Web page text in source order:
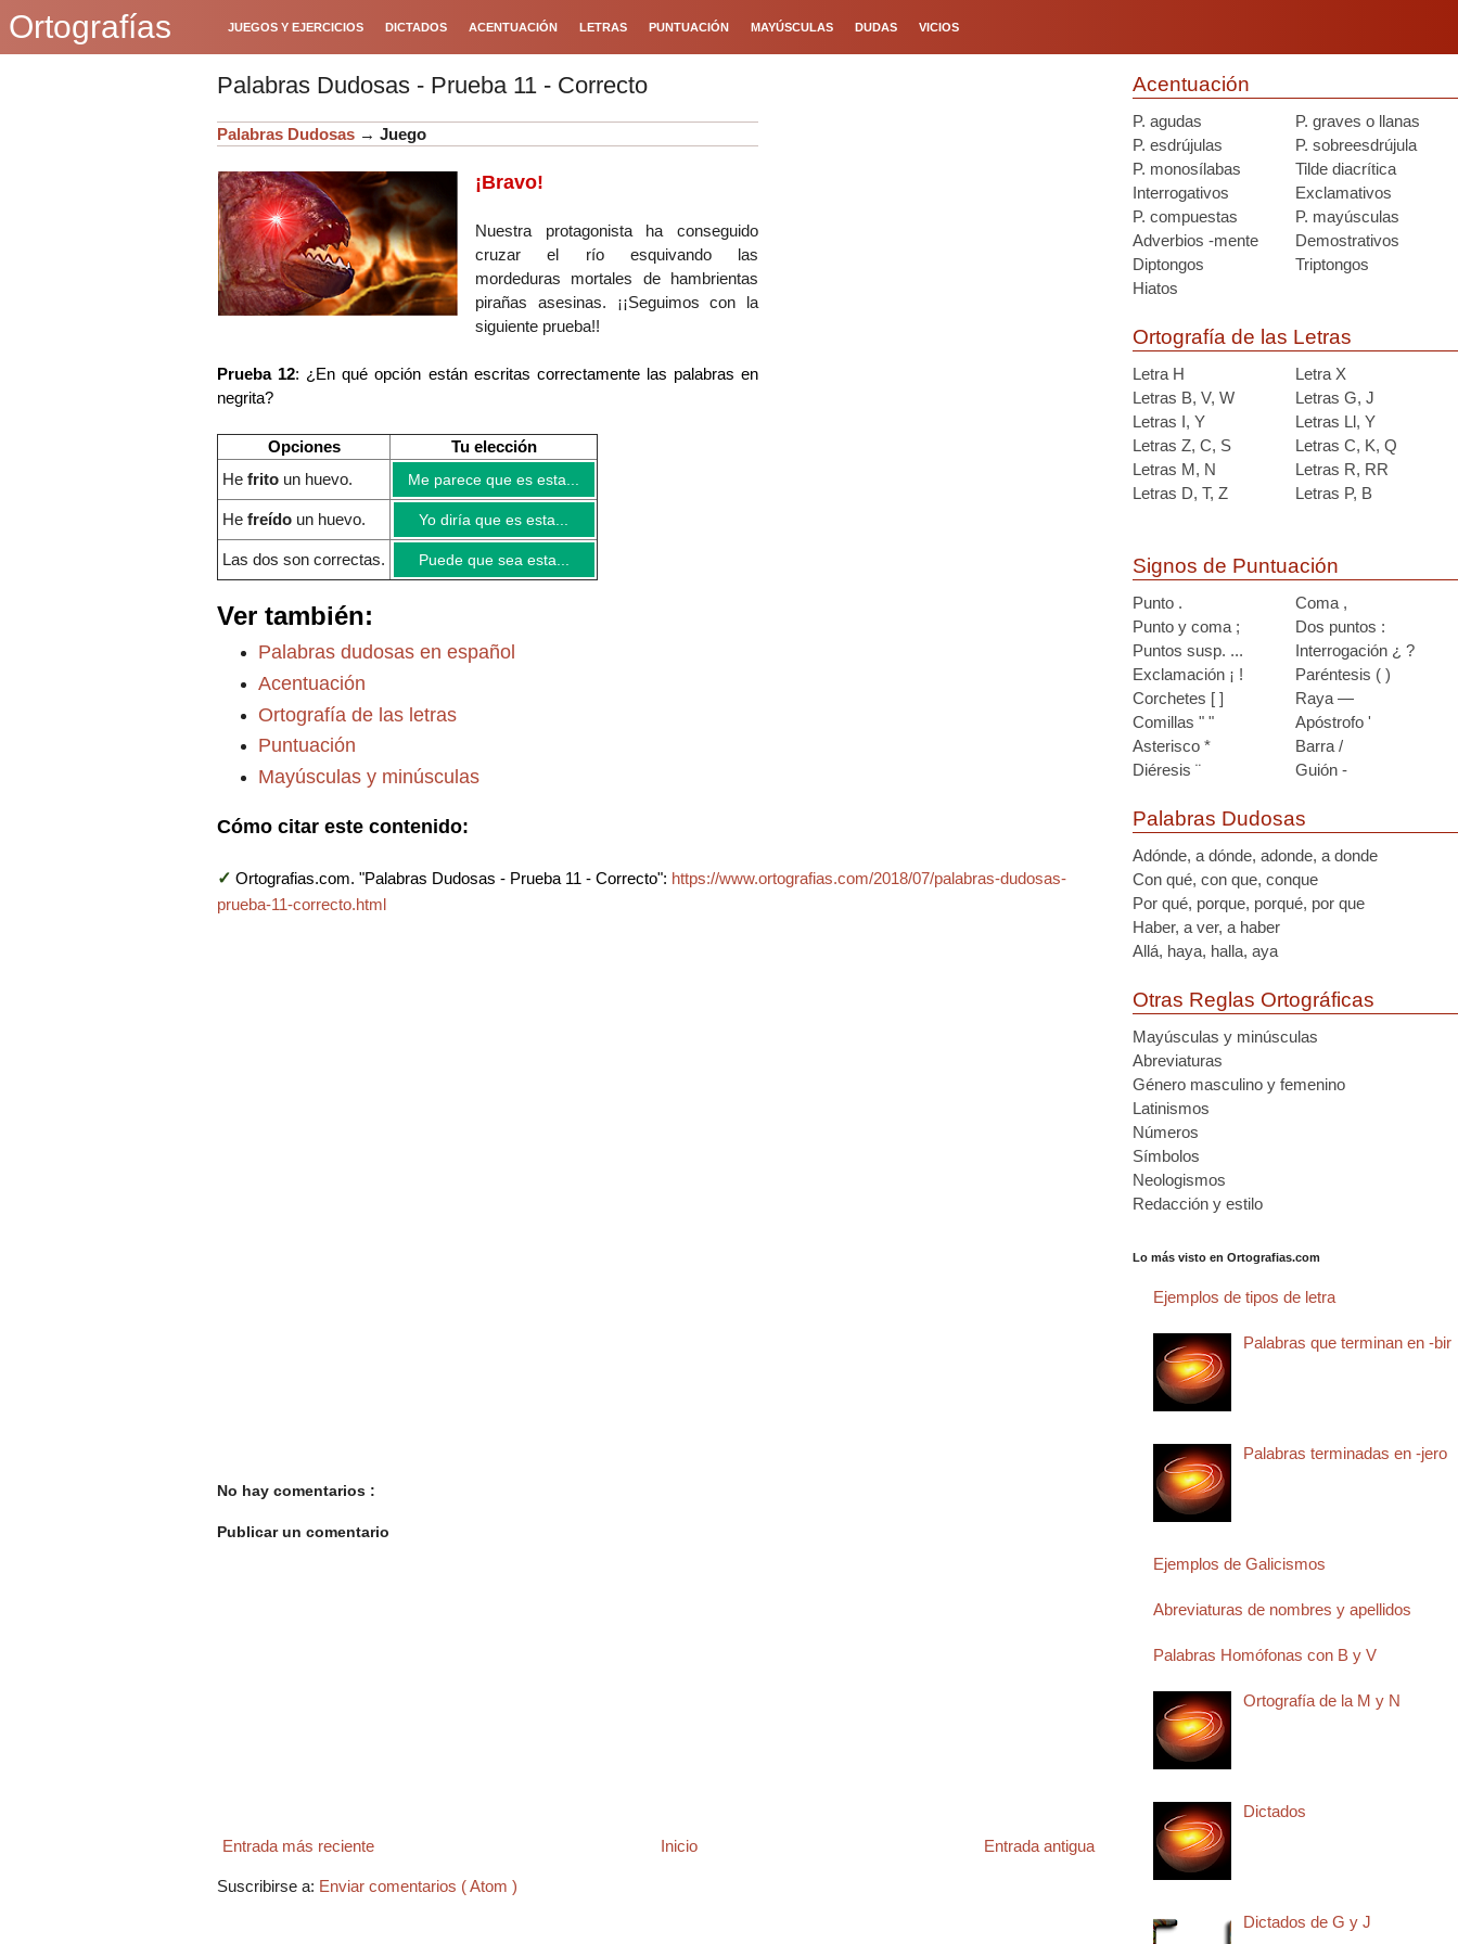
Ortografías JUEGOS Y EJERCICIOS DICTADOS ACENTUACIÓN LETRAS PUNTUACIÓN MAYÚSCULAS DUDAS VICIOS
Palabras Dudosas - Prueba 11 - Correcto
Palabras Dudosas → Juego
¡Bravo!
Nuestra protagonista ha conseguido
cruzar el río esquivando las
mordeduras mortales de hambrientas
pirañas asesinas. ¡¡Seguimos con la
siguiente prueba!!
Prueba 12: ¿En qué opción están escritas correctamente las palabras en
negrita?
Opciones
Tu elección
He frito un huevo. Me parece que es esta...
He freído un huevo. Yo diría que es esta...
Las dos son correctas. Puede que sea esta...
Ver también:
Palabras dudosas en español
Acentuación
Ortografía de las letras
Puntuación
Mayúsculas y minúsculas
Cómo citar este contenido:
✓ Ortografias.com. "Palabras Dudosas - Prueba 11 - Correcto": https://www.ortografias.com/2018/07/palabras-dudosas-
prueba-11-correcto.html
No hay comentarios :
Publicar un comentario
Entrada más reciente Entrada antigua
Inicio
Suscribirse a: Enviar comentarios ( Atom )
Acentuación
P. agudas
P. graves o llanas
P. esdrújulas
P. sobreesdrújula
P. monosílabas
Tilde diacrítica
Interrogativos
Exclamativos
P. compuestas
P. mayúsculas
Adverbios -mente
Demostrativos
Diptongos
Triptongos
Hiatos
Ortografía de las Letras
Letra H
Letra X
Letras B, V, W
Letras G, J
Letras I, Y
Letras Ll, Y
Letras Z, C, S
Letras C, K, Q
Letras M, N
Letras R, RR
Letras D, T, Z
Letras P, B
Signos de Puntuación
Punto .
Coma ,
Punto y coma ;
Dos puntos :
Puntos susp. ...
Interrogación ¿ ?
Exclamación ¡ !
Paréntesis ( )
Corchetes [ ]
Raya —
Comillas " "
Apóstrofo '
Asterisco *
Barra /
Diéresis ¨
Guión -
Palabras Dudosas
Adónde, a dónde, adonde, a donde
Con qué, con que, conque
Por qué, porque, porqué, por que
Haber, a ver, a haber
Allá, haya, halla, aya
Otras Reglas Ortográficas
Mayúsculas y minúsculas
Abreviaturas
Género masculino y femenino
Latinismos
Números
Símbolos
Neologismos
Redacción y estilo
Lo más visto en Ortografias.com
Ejemplos de tipos de letra
Palabras que terminan en -bir
Palabras terminadas en -jero
Ejemplos de Galicismos
Abreviaturas de nombres y apellidos
Palabras Homófonas con B y V
Ortografía de la M y N
Dictados
Dictados de G y J